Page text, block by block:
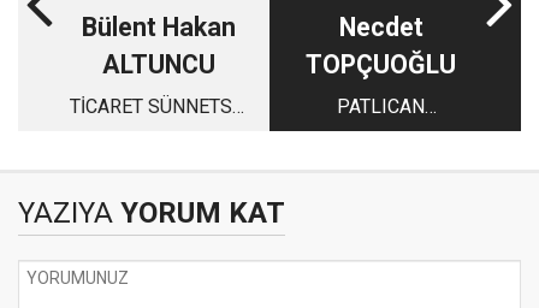
Bülent Hakan
ALTUNCU
TİCARET SÜNNETSE,
Necdet
TOPÇUOĞLU
PATLICAN
DALKAVUKLARI
YAZIYA YORUM KAT